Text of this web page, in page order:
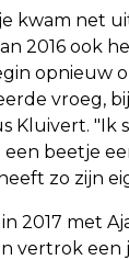
kwam net
2016 ook
opnieuw
vroeg,
Kluivert. "Ik
beetje
zo zijn
2017 met
vertrok een